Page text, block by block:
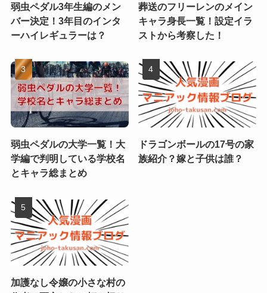
弱虫ペダル3年生編のメン
バー決定！3年目のインタ
ーハイレギュラーは？
葬送のフリーレンのメイン
キャラ身長一覧！設定イラ
ストから考察した！
弱虫ペダルの大学一覧！大
学編で判明している学校名
とキャラ総まとめ
ドラゴンボールの17号の家
族紹介？嫁と子供は誰？
加護なし令嬢の小さな村の